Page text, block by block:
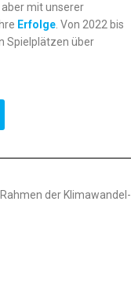
aber mit unserer
Erfolge . Von 2022 bis
Spielplätzen über
der Klimawandel-